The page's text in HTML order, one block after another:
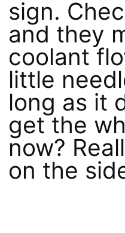
sign.
and they
coolant
little
long as it
get the
now?
on the